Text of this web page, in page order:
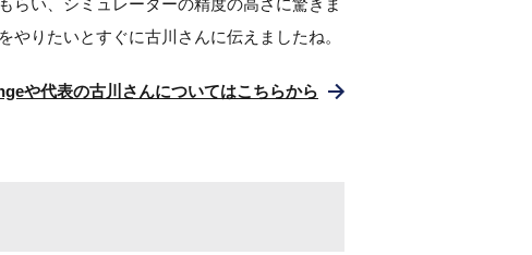
りたいとすぐに古川さんに伝えましたね。
や代表の古川さんについてはこちらから